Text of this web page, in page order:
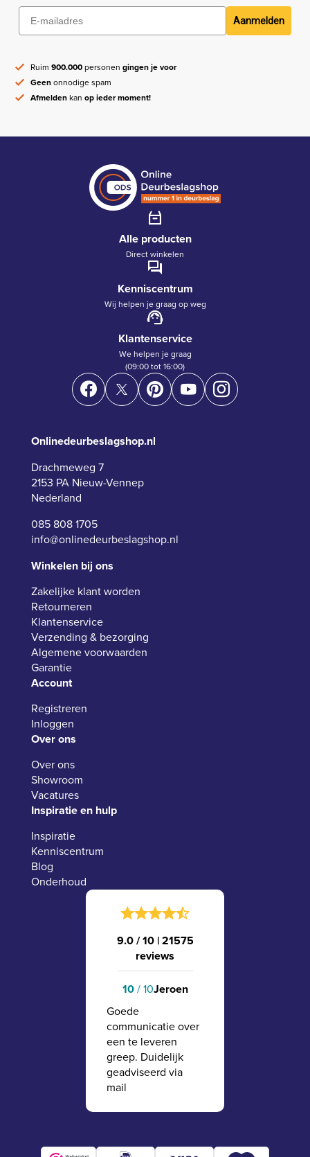
Aanmelden
Ruim900.000personengingen je voor
Geenonnodige spam
Afmeldenkanop ieder moment!
Alle producten
Direct winkelen
Kenniscentrum
Wij helpen je graag op weg
Klantenservice
We helpen je graag
(09:00 tot 16:00)
Onlinedeurbeslagshop.nl
Drachmeweg 7
2153 PA Nieuw-Vennep
Nederland
085 808 1705
info@onlinedeurbeslagshop.nl
Winkelen bij ons
Zakelijke klant worden
Retourneren
Klantenservice
Verzending & bezorging
Algemene voorwaarden
Garantie
Account
Registreren
Inloggen
Over ons
Over ons
Showroom
Vacatures
Inspiratie en hulp
Inspiratie
Kenniscentrum
Blog
Onderhoud
9.0 / 10 |21575
reviews
10/ 10Jeroen
Goede
communicatie over
een te leveren
greep. Duidelijk
geadviseerd via
mail